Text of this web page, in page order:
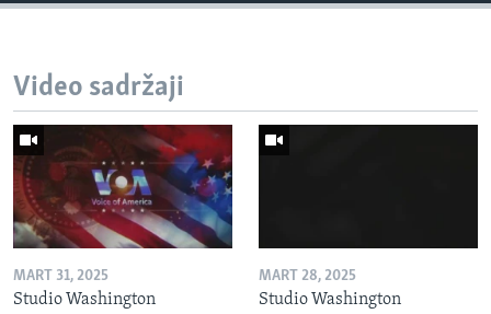
Video sadržaji
MART 31, 2025
Studio Washington
MART 28, 2025
Studio Washington